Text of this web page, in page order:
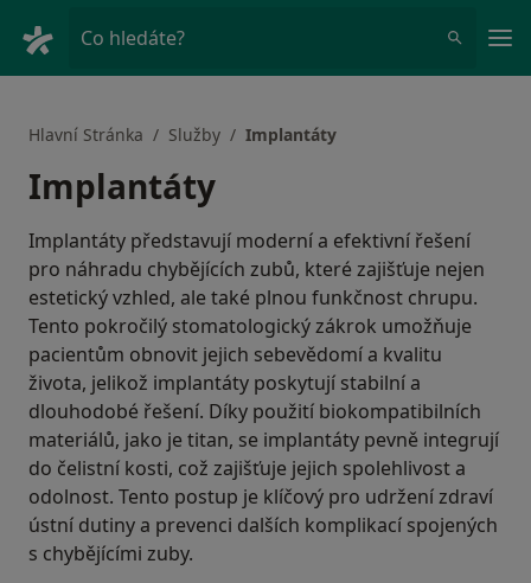
Co hledáte?
Hlavní Stránka Služby Implantáty
Implantáty
Implantáty představují moderní a efektivní řešení
pro náhradu chybějících zubů, které zajišťuje nejen
estetický vzhled, ale také plnou funkčnost chrupu.
Tento pokročilý stomatologický zákrok umožňuje
pacientům obnovit jejich sebevědomí a kvalitu
života, jelikož implantáty poskytují stabilní a
dlouhodobé řešení. Díky použití biokompatibilních
materiálů, jako je titan, se implantáty pevně integrují
do čelistní kosti, což zajišťuje jejich spolehlivost a
odolnost. Tento postup je klíčový pro udržení zdraví
ústní dutiny a prevenci dalších komplikací spojených
s chybějícími zuby.